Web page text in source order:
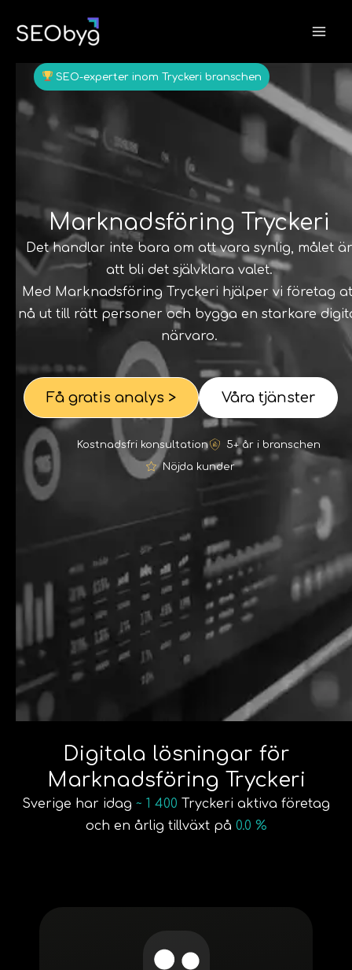
SEO-experter inom Tryckeri branschen
Marknadsföring Tryckeri
Det handlar inte bara om att vara synlig, målet är
att bli det självklara valet.
Med Marknadsföring Tryckeri hjälper vi företag
nå ut till rätt personer och bygga en starkare
närvaro.
Få gratis analys > Våra tjänster
Kostnadsfri konsultation
5+ år i branschen
Nöjda kunder
Digitala lösningar för
Marknadsföring Tryckeri
Sverige har idag ~ 1 400 Tryckeri aktiva företag
och en årlig tillväxt på 0.0 %